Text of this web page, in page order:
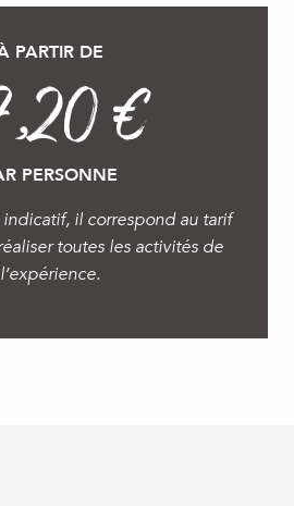
PARTIR DE
€
PERSONNE
il correspond au tarif
toutes les activités de
l’expérience.